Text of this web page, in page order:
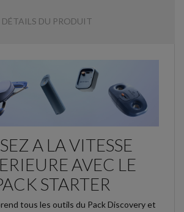
DÉTAILS DU PRODUIT
A LA VITESSE
AVEC LE
STARTER
tous les outils du Pack Discovery et